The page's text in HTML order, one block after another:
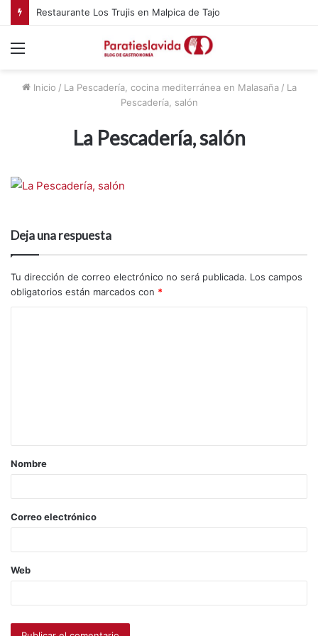
Restaurante Los Trujis en Malpica de Tajo
Inicio / La Pescadería, cocina mediterránea en Malasaña / La
Pescadería, salón
La Pescadería, salón
Deja una respuesta
Tu dirección de correo electrónico no será publicada. Los campos
obligatorios están marcados con *
Nombre
Correo electrónico
Web